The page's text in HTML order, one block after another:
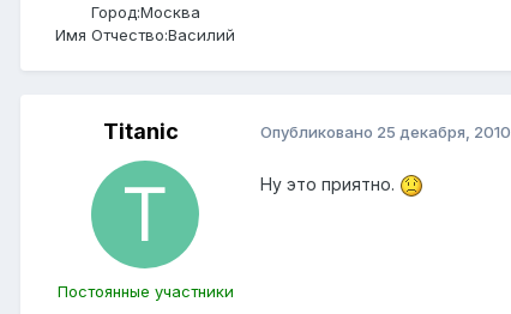
Город:Москва
Имя Отчество:Василий
Titanic
Постоянные участники
Опубликовано 25 декабря, 2010
Ну это приятно.